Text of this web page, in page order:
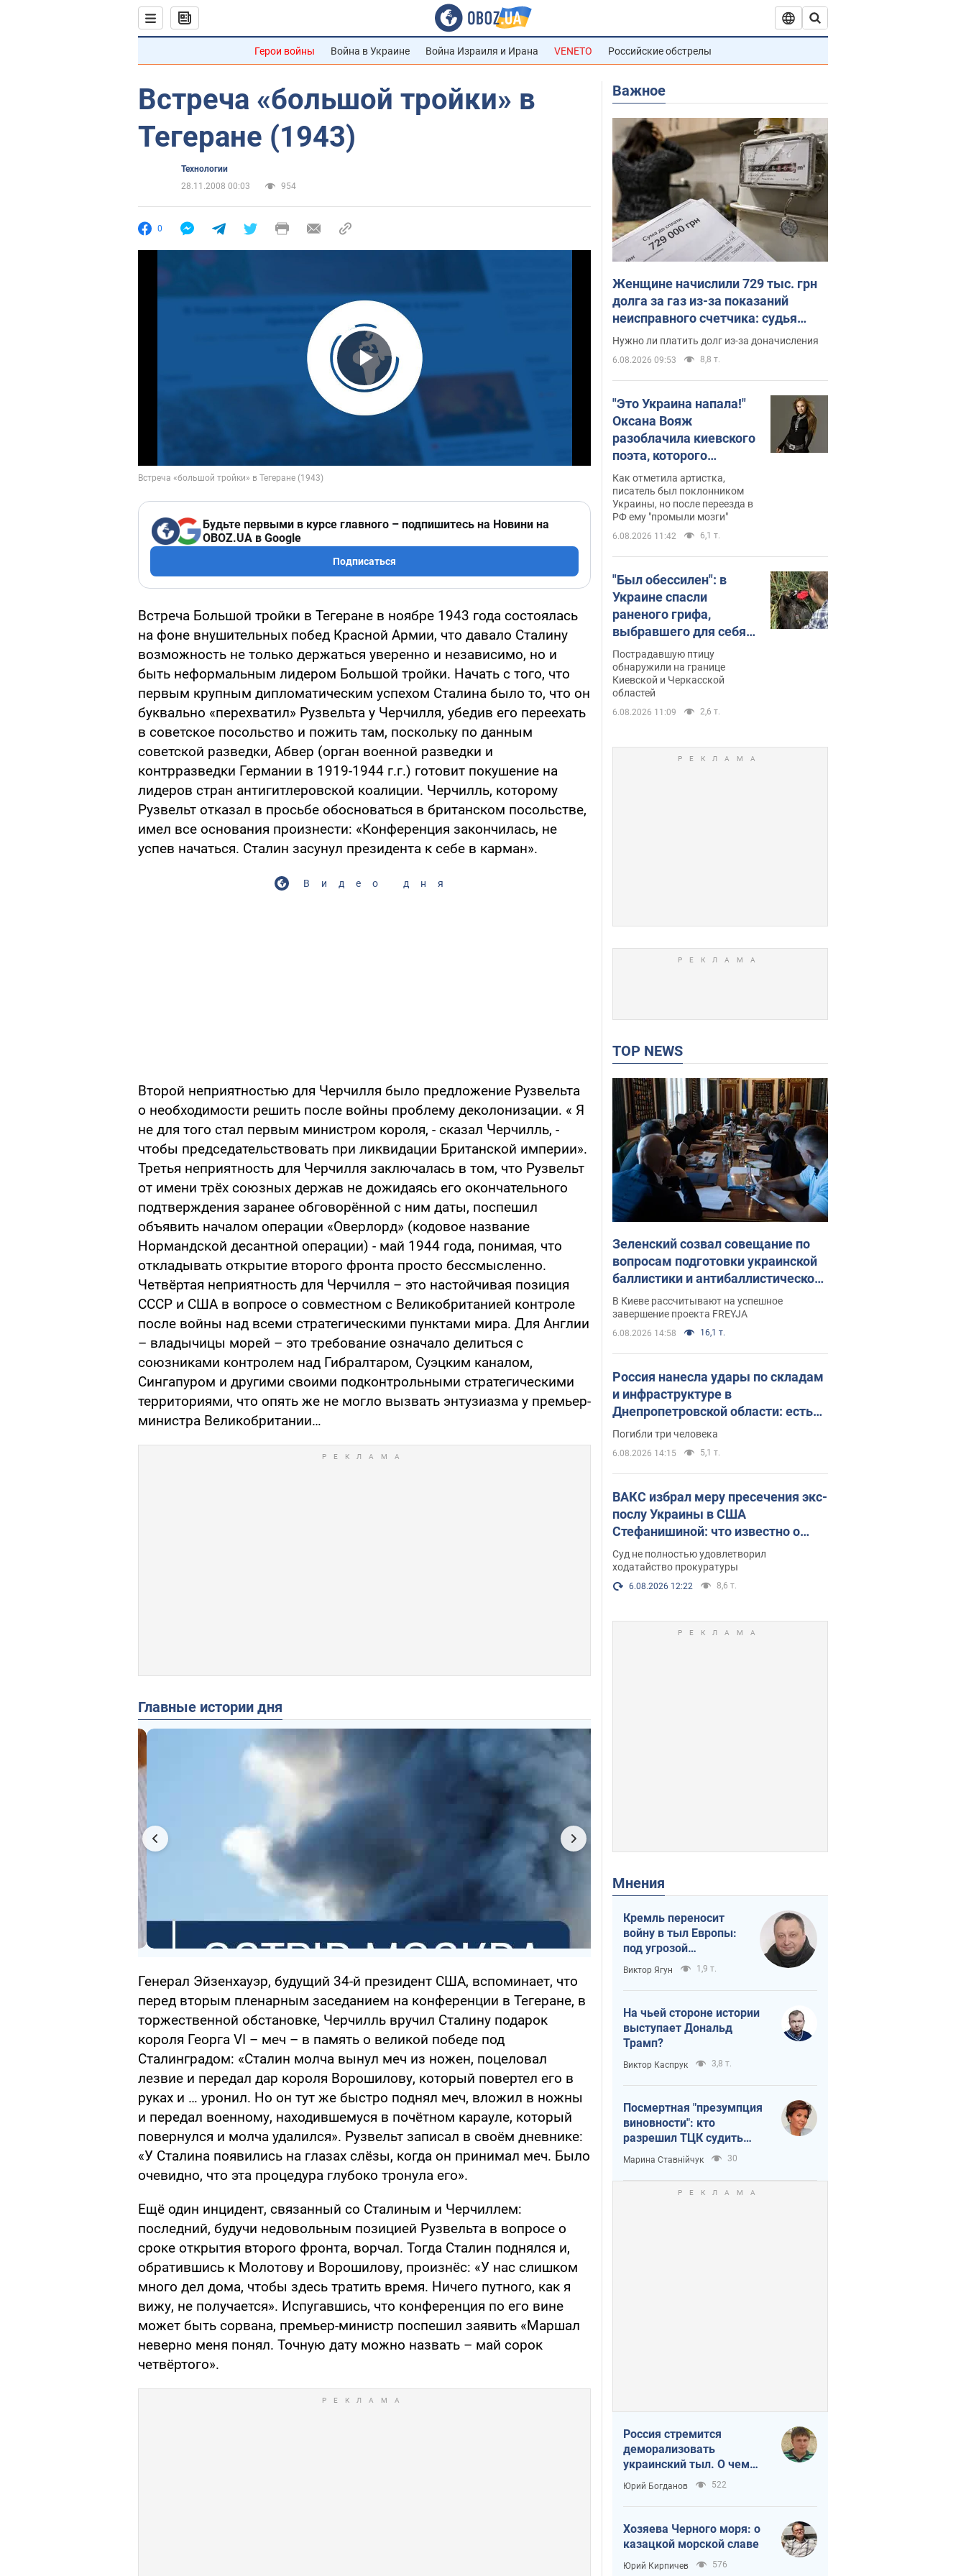
Герои войны Война в Украине Война Израиля и Ирана VENETO Российские обстрелы
Встреча «большой тройки» в
Тегеране (1943)
Технологии
28.11.2008 00:03
954
0
Play Video
Будьте первыми в курсе главного – подпишитесь на Новини на
OBOZ.UA в Google
Подписаться
Встреча Большой тройки в Тегеране в ноябре 1943 года состоялась
на фоне внушительных побед Красной Армии, что давало Сталину
возможность не только держаться уверенно и независимо, но и
быть неформальным лидером Большой тройки. Начать с того, что
первым крупным дипломатическим успехом Сталина было то, что он
буквально «перехватил» Рузвельта у Черчилля, убедив его переехать
в советское посольство и пожить там, поскольку по данным
советской разведки, Абвер (орган военной разведки и
контрразведки Германии в 1919-1944 г.г.) готовит покушение на
лидеров стран антигитлеровской коалиции. Черчилль, которому
Рузвельт отказал в просьбе обосноваться в британском посольстве,
имел все основания произнести: «Конференция закончилась, не
успев начаться. Сталин засунул президента к себе в карман».
Видео дня
Второй неприятностью для Черчилля было предложение Рузвельта
о необходимости решить после войны проблему деколонизации. « Я
не для того стал первым министром короля, - сказал Черчилль, -
чтобы председательствовать при ликвидации Британской империи».
Третья неприятность для Черчилля заключалась в том, что Рузвельт
от имени трёх союзных держав не дожидаясь его окончательного
подтверждения заранее обговорённой с ним даты, поспешил
объявить началом операции «Оверлорд» (кодовое название
Нормандской десантной операции) - май 1944 года, понимая, что
откладывать открытие второго фронта просто бессмысленно.
Четвёртая неприятность для Черчилля – это настойчивая позиция
СССР и США в вопросе о совместном с Великобританией контроле
после войны над всеми стратегическими пунктами мира. Для Англии
– владычицы морей – это требование означало делиться с
союзниками контролем над Гибралтаром, Суэцким каналом,
Сингапуром и другими своими подконтрольными стратегическими
территориями, что опять же не могло вызвать энтузиазма у премьер-
министра Великобритании…
Главные истории дня
Генерал Эйзенхауэр, будущий 34-й президент США, вспоминает, что
перед вторым пленарным заседанием на конференции в Тегеране, в
торжественной обстановке, Черчилль вручил Сталину подарок
короля Георга VI – меч – в память о великой победе под
Сталинградом: «Сталин молча вынул меч из ножен, поцеловал
лезвие и передал дар короля Ворошилову, который повертел его в
руках и … уронил. Но он тут же быстро поднял меч, вложил в ножны
и передал военному, находившемуся в почётном карауле, который
повернулся и молча удалился». Рузвельт записал в своём дневнике:
«У Сталина появились на глазах слёзы, когда он принимал меч. Было
очевидно, что эта процедура глубоко тронула его».
Ещё один инцидент, связанный со Сталиным и Черчиллем:
последний, будучи недовольным позицией Рузвельта в вопросе о
сроке открытия второго фронта, ворчал. Тогда Сталин поднялся и,
обратившись к Молотову и Ворошилову, произнёс: «У нас слишком
много дел дома, чтобы здесь тратить время. Ничего путного, как я
вижу, не получается». Испугавшись, что конференция по его вине
может быть сорвана, премьер-министр поспешил заявить «Маршал
неверно меня понял. Точную дату можно назвать – май сорок
четвёртого».
Важное
Женщине начислили 729 тыс. грн
долга за газ из-за показаний
неисправного счетчика: судья
вынес неожиданное решение
Нужно ли платить долг из-за доначисления
6.08.2026 09:53 8,8 т.
"Это Украина напала!"
Оксана Вояж
разоблачила киевского
поэта, которого
"зазомбировали": он
даже русского не знал,
а теперь хочет
геноцида украинцев
Как отметила артистка,
писатель был поклонником
Украины, но после переезда в
РФ ему "промыли мозги"
6.08.2026 11:42 6,1 т.
"Был обессилен": в
Украине спасли
раненого грифа,
выбравшего для себя
нетипичный маршрут.
Фото
Пострадавшую птицу
обнаружили на границе
Киевской и Черкасской
областей
6.08.2026 11:09 2,6 т.
TOP NEWS
Зеленский созвал совещание по
вопросам подготовки украинской
баллистики и антибаллистической
программы FREYJA: какие
решения готовятся
В Киеве рассчитывают на успешное
завершение проекта FREYJA
6.08.2026 14:58 16,1 т.
Россия нанесла удары по складам
и инфраструктуре в
Днепропетровской области: есть
погибшие и раненые. Фото
Погибли три человека
6.08.2026 14:15 5,1 т.
ВАКС избрал меру пресечения экс-
послу Украины в США
Стефанишиной: что известно о
деле
Суд не полностью удовлетворил
ходатайство прокуратуры
6.08.2026 12:22 8,6 т.
Мнения
Кремль переносит
войну в тыл Европы:
под угрозой
критическая
логистика
Виктор Ягун 1,9 т.
На чьей стороне истории
выступает Дональд
Трамп?
Виктор Каспрук 3,8 т.
Посмертная "презумпция
виновности": кто
разрешил ТЦК судить
погибших защитников
Марина Ставнійчук 30
Россия стремится
деморализовать
украинский тыл. О чем
стоит себе напомнить
Юрий Богданов 522
Хозяева Черного моря: о
казацкой морской славе
Юрий Кирпичев 576